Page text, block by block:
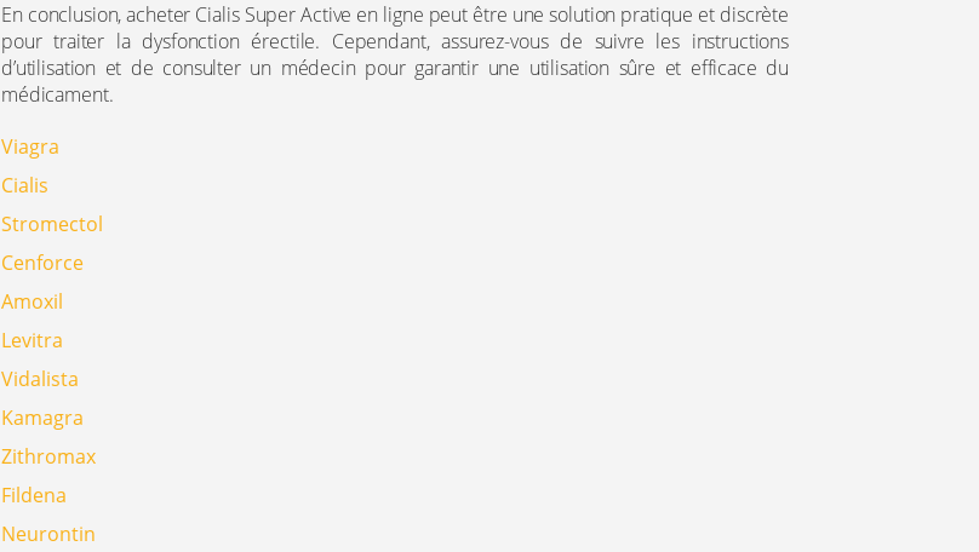
En conclusion, acheter Cialis Super Active en ligne peut être une solution pratique et discrète
pour traiter la dysfonction érectile. Cependant, assurez-vous de suivre les instructions
d’utilisation et de consulter un médecin pour garantir une utilisation sûre et efficace du
médicament.
Viagra
Cialis
Stromectol
Cenforce
Amoxil
Levitra
Vidalista
Kamagra
Zithromax
Fildena
Neurontin